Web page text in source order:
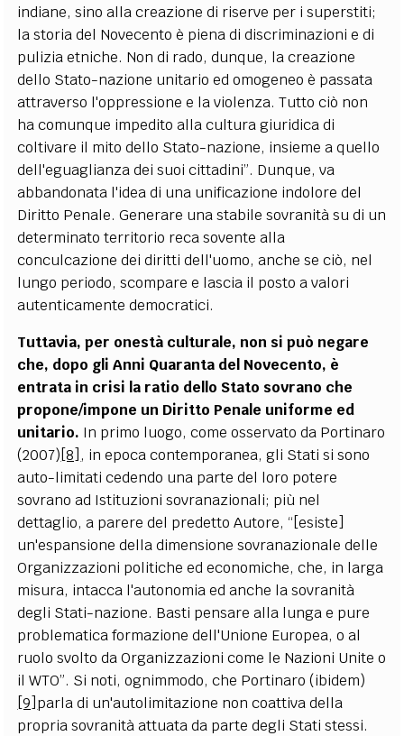
indiane, sino alla creazione di riserve per i superstiti;
la storia del Novecento è piena di discriminazioni e di
pulizia etniche. Non di rado, dunque, la creazione
dello Stato-nazione unitario ed omogeneo è passata
attraverso l'oppressione e la violenza. Tutto ciò non
ha comunque impedito alla cultura giuridica di
coltivare il mito dello Stato-nazione, insieme a quello
dell'eguaglianza dei suoi cittadini”. Dunque, va
abbandonata l'idea di una unificazione indolore del
Diritto Penale. Generare una stabile sovranità su di un
determinato territorio reca sovente alla
conculcazione dei diritti dell'uomo, anche se ciò, nel
lungo periodo, scompare e lascia il posto a valori
autenticamente democratici.
Tuttavia, per onestà culturale, non si può negare
che, dopo gli Anni Quaranta del Novecento, è
entrata in crisi la ratio dello Stato sovrano che
propone/impone un Diritto Penale uniforme ed
unitario. In primo luogo, come osservato da Portinaro
(2007)[8] , in epoca contemporanea, gli Stati si sono
auto-limitati cedendo una parte del loro potere
sovrano ad Istituzioni sovranazionali; più nel
dettaglio, a parere del predetto Autore, “[esiste]
un'espansione della dimensione sovranazionale delle
Organizzazioni politiche ed economiche, che, in larga
misura, intacca l'autonomia ed anche la sovranità
degli Stati-nazione. Basti pensare alla lunga e pure
problematica formazione dell'Unione Europea, o al
ruolo svolto da Organizzazioni come le Nazioni Unite o
il WTO”. Si noti, ognimmodo, che Portinaro (ibidem)
[9]parla di un'autolimitazione non coattiva della
propria sovranità attuata da parte degli Stati stessi.